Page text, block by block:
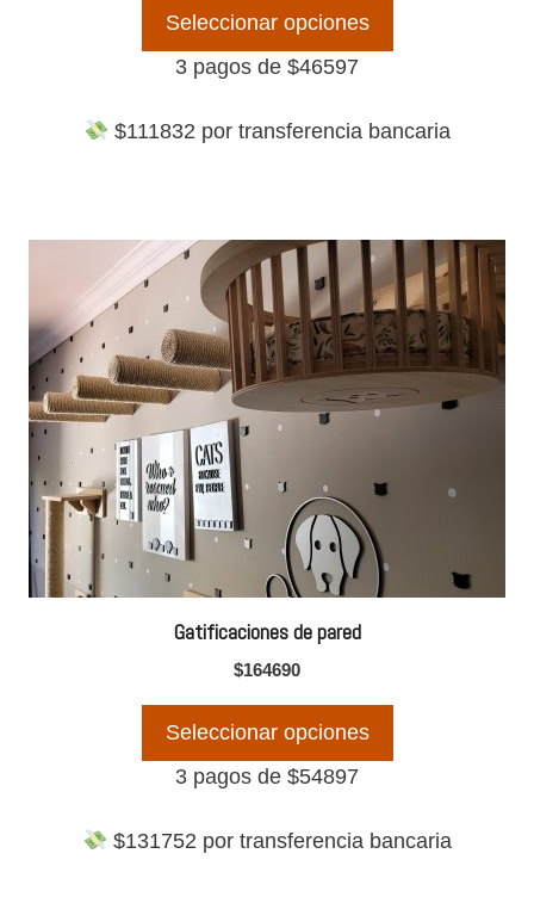
Seleccionar opciones
3 pagos de $46597
$111832 por transferencia bancaria
Gatificaciones de pared
$164690
Seleccionar opciones
producto
tiene
múltiples
variantes.
Las
opciones
se
pueden
elegir
en
3 pagos de $54897
$131752 por transferencia bancaria